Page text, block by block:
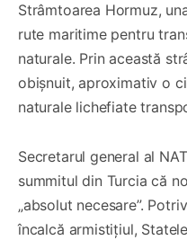
Strâmtoarea Hormuz,
rute maritime pentru
naturale. Prin această
obișnuit, aproximativ o
naturale lichefiate
Secretarul general al
summitul din Turcia că
„absolut necesare”.
încalcă armistițiul,